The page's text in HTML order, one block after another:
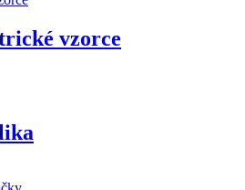
vzorce